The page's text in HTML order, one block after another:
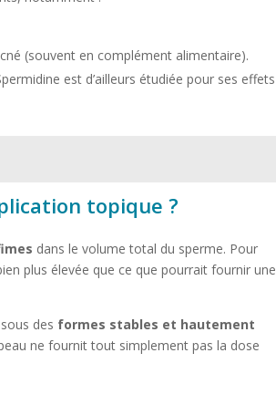
(souvent en complément alimentaire).
est d’ailleurs étudiée pour ses effets
topique ?
dans le volume total du sperme. Pour
plus élevée que ce que pourrait fournir une
des formes stables et hautement
ne fournit tout simplement pas la dose